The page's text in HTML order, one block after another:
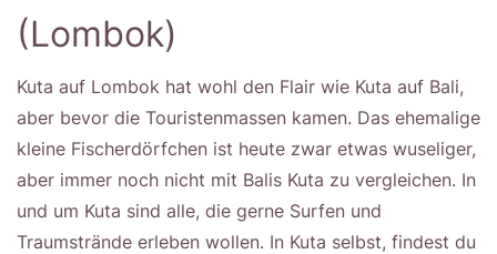
(Lombok)
Kuta auf Lombok hat wohl den Flair wie Kuta auf Bali,
aber bevor die Touristenmassen kamen. Das ehemalige
kleine Fischerdörfchen ist heute zwar etwas wuseliger,
aber immer noch nicht mit Balis Kuta zu vergleichen. In
und um Kuta sind alle, die gerne Surfen und
Traumstrände erleben wollen. In Kuta selbst, findest du